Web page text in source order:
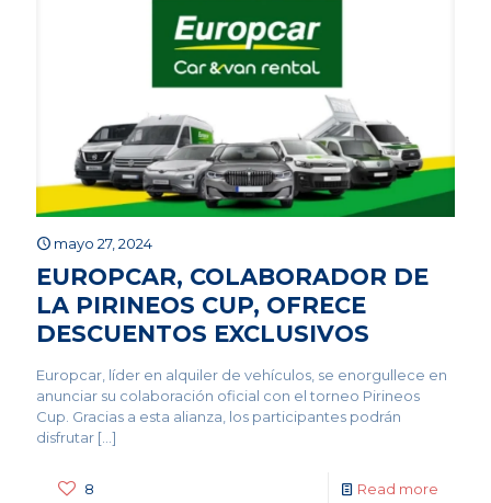
mayo 27, 2024
EUROPCAR, COLABORADOR DE
LA PIRINEOS CUP, OFRECE
DESCUENTOS EXCLUSIVOS
Europcar, líder en alquiler de vehículos, se enorgullece en
anunciar su colaboración oficial con el torneo Pirineos
Cup. Gracias a esta alianza, los participantes podrán
disfrutar […]
8 Read more